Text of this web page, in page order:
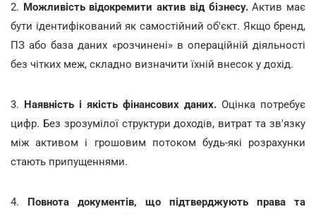
2. Можливість відокремити актив від бізнесу.Актив має
бути ідентифікований як самостійний об'єкт. Якщо бренд,
ПЗ або база даних «розчинені» в операційній діяльності
без чітких меж, складно визначити їхній внесок у дохід.
3. Наявність і якість фінансових даних. Оцінка потребує
цифр. Без зрозумілої структури доходів, витрат та зв'язку
між активом і грошовим потоком будь-які розрахунки
стають припущеннями.
4. Повнота документів, що підтверджують права та